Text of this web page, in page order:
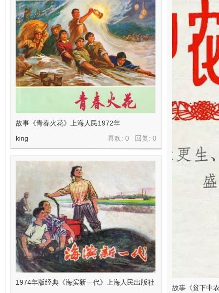
故事《贫下中
故事《青春火花》上海人民1972年
喜欢: 0 回复: 0
king
1974年版经典《海滨新一代》上海人民出版社